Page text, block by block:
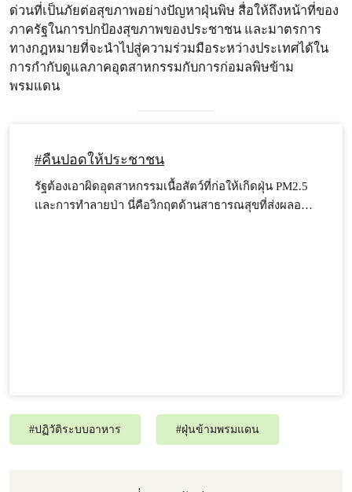
ด่วนที่เป็นภัยต่อสุขภาพอย่างปัญหาฝุ่นพิษ สื่อให้ถึงหน้าที่ของ
ภาครัฐในการปกป้องสุขภาพของประชาชน และมาตรการ
ทางกฎหมายที่จะนำไปสู่ความร่วมมือระหว่างประเทศได้ใน
การกำกับดูแลภาคอุตสาหกรรมกับการก่อมลพิษข้าม
พรมแดน
#คืนปอดให้ประชาชน
รัฐต้องเอาผิดอุตสาหกรรมเนื้อสัตว์ที่ก่อให้เกิดฝุ่น PM2.5
และการทำลายป่า นี่คือวิกฤตด้านสาธารณสุขที่ส่งผลอ
#ปฏิวัติระบบอาหาร #ฝุ่นข้ามพรมแดน